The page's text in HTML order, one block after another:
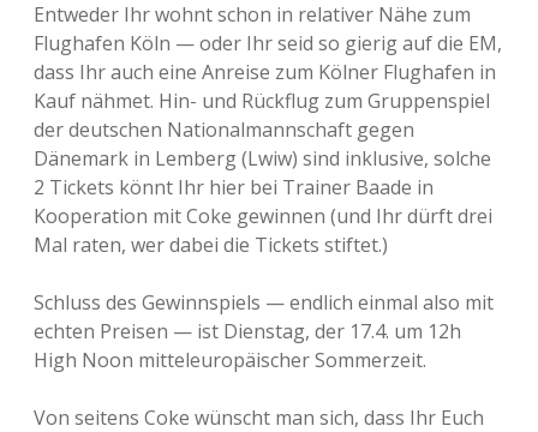
Entweder Ihr wohnt schon in relativer Nähe zum
Flughafen Köln — oder Ihr seid so gierig auf die EM,
dass Ihr auch eine Anreise zum Kölner Flughafen in
Kauf nähmet. Hin- und Rückflug zum Gruppenspiel
der deutschen Nationalmannschaft gegen
Dänemark in Lemberg (Lwiw) sind inklusive, solche
2 Tickets könnt Ihr hier bei Trainer Baade in
Kooperation mit Coke gewinnen (und Ihr dürft drei
Mal raten, wer dabei die Tickets stiftet.)
Schluss des Gewinnspiels — endlich einmal also mit
echten Preisen — ist Dienstag, der 17.4. um 12h
High Noon mitteleuropäischer Sommerzeit.
Von seitens Coke wünscht man sich, dass Ihr Euch